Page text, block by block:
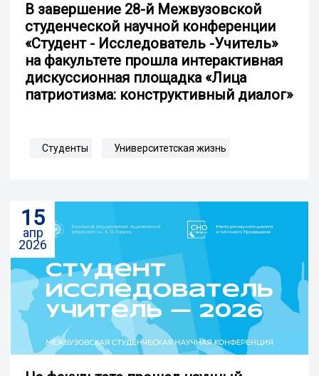
В завершение 28-й Межвузовской
студенческой научной конференции
«Студент - Исследователь -Учитель»
на факультете прошла интерактивная
дискуссионная площадка «Лица
патриотизма: конструктивный диалог»
Студенты Университетская жизнь
15
апр
2026